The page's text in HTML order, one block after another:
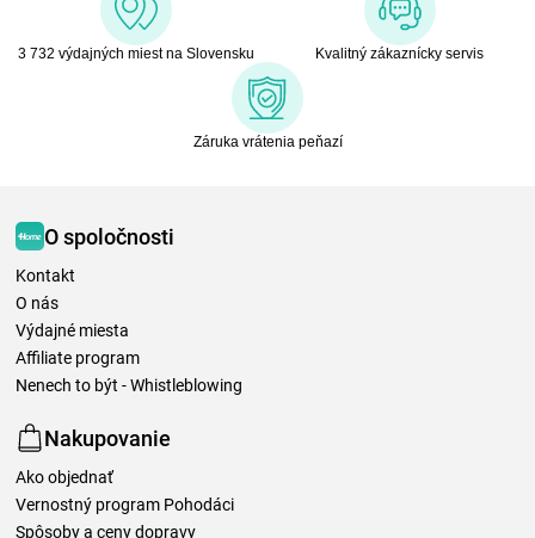
3 732 výdajných miest na Slovensku Kvalitný zákaznícky servis
Záruka vrátenia peňazí
O spoločnosti
Kontakt
O nás
Výdajné miesta
Affiliate program
Nenech to být - Whistleblowing
Nakupovanie
Ako objednať
Vernostný program Pohodáci
Spôsoby a ceny dopravy